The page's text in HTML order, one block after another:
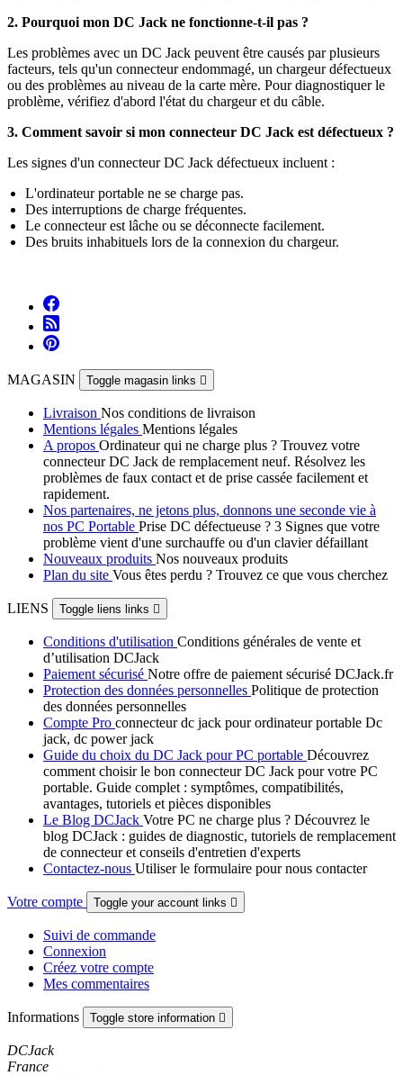
2. Pourquoi mon DC Jack ne fonctionne-t-il pas ?
Les problèmes avec un DC Jack peuvent être causés par plusieurs
facteurs, tels qu'un connecteur endommagé, un chargeur défectueux
ou des problèmes au niveau de la carte mère. Pour diagnostiquer le
problème, vérifiez d'abord l'état du chargeur et du câble.
3. Comment savoir si mon connecteur DC Jack est défectueux ?
Les signes d'un connecteur DC Jack défectueux incluent :
L'ordinateur portable ne se charge pas.
Des interruptions de charge fréquentes.
Le connecteur est lâche ou se déconnecte facilement.
Des bruits inhabituels lors de la connexion du chargeur.
MAGASIN Toggle magasin links 
Livraison Nos conditions de livraison
Mentions légales Mentions légales
A propos Ordinateur qui ne charge plus ? Trouvez votre
connecteur DC Jack de remplacement neuf. Résolvez les
problèmes de faux contact et de prise cassée facilement et
rapidement.
Nos partenaires, ne jetons plus, donnons une seconde vie à
nos PC Portable Prise DC défectueuse ? 3 Signes que votre
problème vient d'une surchauffe ou d'un clavier défaillant
Nouveaux produits Nos nouveaux produits
Plan du site Vous êtes perdu ? Trouvez ce que vous cherchez
LIENS Toggle liens links 
Conditions d'utilisation Conditions générales de vente et
d’utilisation DCJack
Paiement sécurisé Notre offre de paiement sécurisé DCJack.fr
Protection des données personnelles Politique de protection
des données personnelles
Compte Pro connecteur dc jack pour ordinateur portable Dc
jack, dc power jack
Guide du choix du DC Jack pour PC portable Découvrez
comment choisir le bon connecteur DC Jack pour votre PC
portable. Guide complet : symptômes, compatibilités,
avantages, tutoriels et pièces disponibles
Le Blog DCJack Votre PC ne charge plus ? Découvrez le
blog DCJack : guides de diagnostic, tutoriels de remplacement
de connecteur et conseils d'entretien d'experts
Contactez-nous Utiliser le formulaire pour nous contacter
Votre compte Toggle your account links 
Suivi de commande
Connexion
Créez votre compte
Mes commentaires
Informations Toggle store information 
DCJack
France